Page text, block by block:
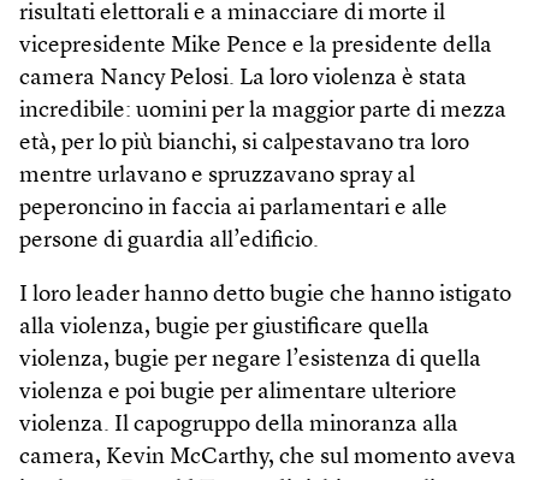
risultati elettorali e a minacciare di morte il
vicepresidente Mike Pence e la presidente della
camera Nancy Pelosi. La loro violenza è stata
incredibile: uomini per la maggior parte di mezza
età, per lo più bianchi, si calpestavano tra loro
mentre urlavano e spruzzavano spray al
peperoncino in faccia ai parlamentari e alle
persone di guardia all’edificio.
I loro leader hanno detto bugie che hanno istigato
alla violenza, bugie per giustificare quella
violenza, bugie per negare l’esistenza di quella
violenza e poi bugie per alimentare ulteriore
violenza. Il capogruppo della minoranza alla
camera, Kevin McCarthy, che sul momento aveva